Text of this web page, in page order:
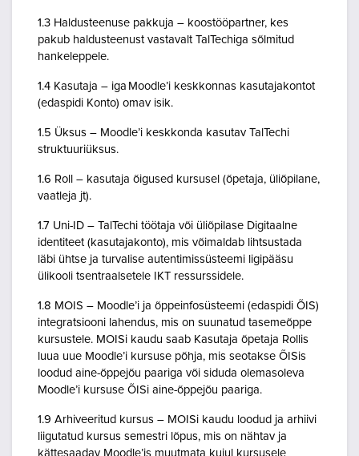
1.3 Haldusteenuse pakkuja – koostööpartner, kes
pakub haldusteenust vastavalt TalTechiga sõlmitud
hankeleppele.
1.4 Kasutaja – iga Moodle’i keskkonnas kasutajakontot
(edaspidi Konto) omav isik.
1.5 Üksus – Moodle’i keskkonda kasutav TalTechi
struktuuriüksus.
1.6 Roll – kasutaja õigused kursusel (õpetaja, üliõpilane,
vaatleja jt).
1.7 Uni-ID – TalTechi töötaja või üliõpilase Digitaalne
identiteet (kasutajakonto), mis võimaldab lihtsustada
läbi ühtse ja turvalise autentimissüsteemi ligipääsu
ülikooli tsentraalsetele IKT ressurssidele.
1.8 MOIS – Moodle’i ja õppeinfosüsteemi (edaspidi ÕIS)
integratsiooni lahendus, mis on suunatud tasemeõppe
kursustele. MOISi kaudu saab Kasutaja õpetaja Rollis
luua uue Moodle’i kursuse põhja, mis seotakse ÕISis
loodud aine-õppejõu paariga või siduda olemasoleva
Moodle’i kursuse ÕISi aine-õppejõu paariga.
1.9 Arhiveeritud kursus – MOISi kaudu loodud ja arhiivi
liigutatud kursus semestri lõpus, mis on nähtav ja
kättesaadav Moodle’is muutmata kujul kursusele